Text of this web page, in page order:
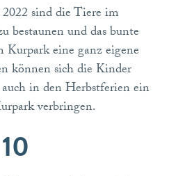
sind die Tiere im
und das bunte
eine ganz eigene
können sich die Kinder
in den Herbstferien ein
verbringen.